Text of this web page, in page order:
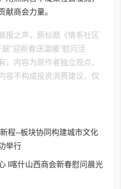
献商会力量。
报之声，原标题《情系社区
"迎新春送温暖"慰问活
，内容为原作者独立观点，
容不构成投资消费建议，仅
程--板块协同构建城市文化
举行
I喀什山西商会新春慰问晨光